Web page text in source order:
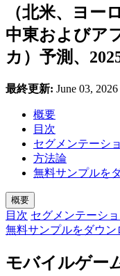
（北米、ヨー
中東およびア
カ）予測、
最終更新: June 03, 2026
概要
目次
セグメンテーシ
方法論
無料サンプルを
概要
目次 セグメンテーシ
無料サンプルをダウン
モバイルゲー